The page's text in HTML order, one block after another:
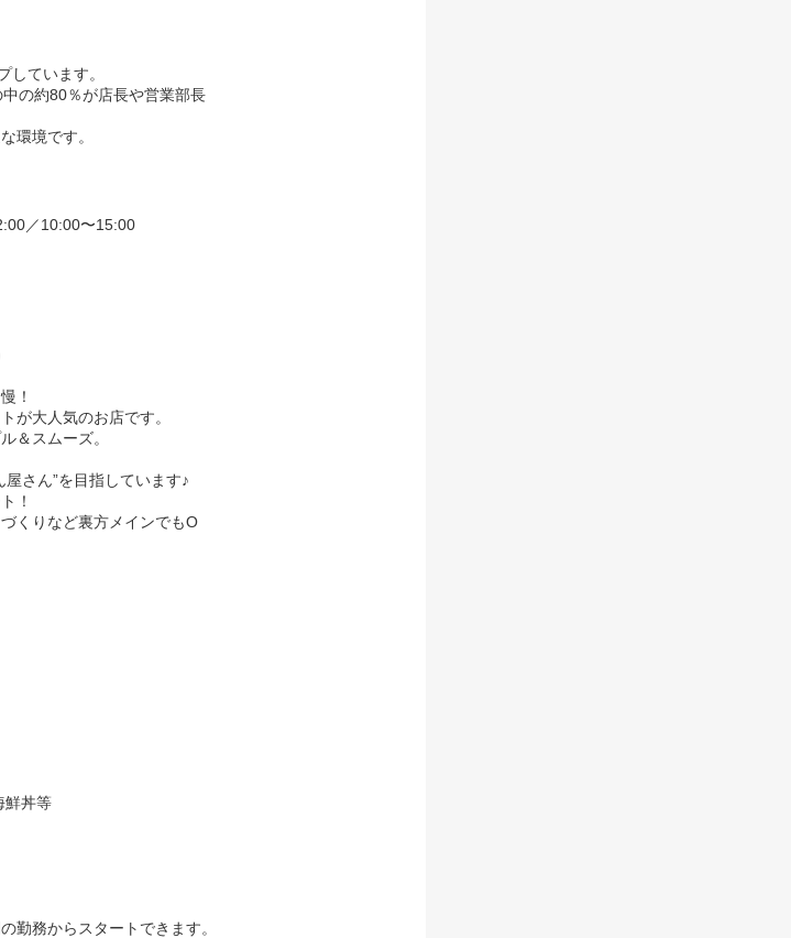
しています。
の約80％が店長や営業部長
環境です。
／10:00〜15:00
！
が大人気のお店です。
＆スムーズ。
さん”を目指しています♪
！
くりなど裏方メインでもO
鮮丼等
勤務からスタートできます。